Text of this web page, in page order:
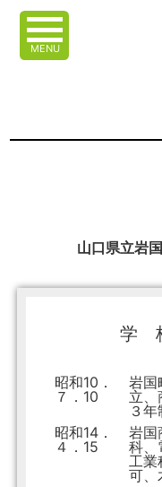
MENU
山口県立岩
学
昭和10．
７．10
岩国
立、
３
昭和14．
４．15
岩国
科、
工業
可、